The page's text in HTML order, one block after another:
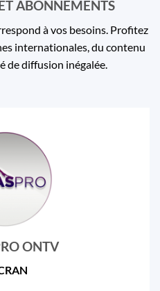
ABONNEMENTS
à vos besoins. Profitez
internationales, du contenu
de diffusion inégalée.
ONTV